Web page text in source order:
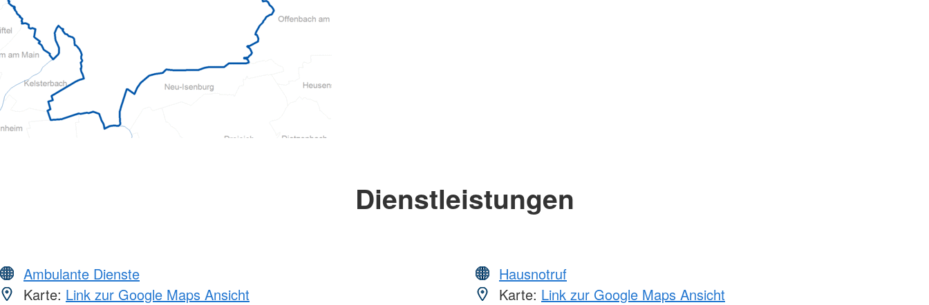
Dienstleistungen
Ambulante Dienste
Karte: Link zur Google Maps Ansicht
Hausnotruf
Karte: Link zur Google Maps Ansicht